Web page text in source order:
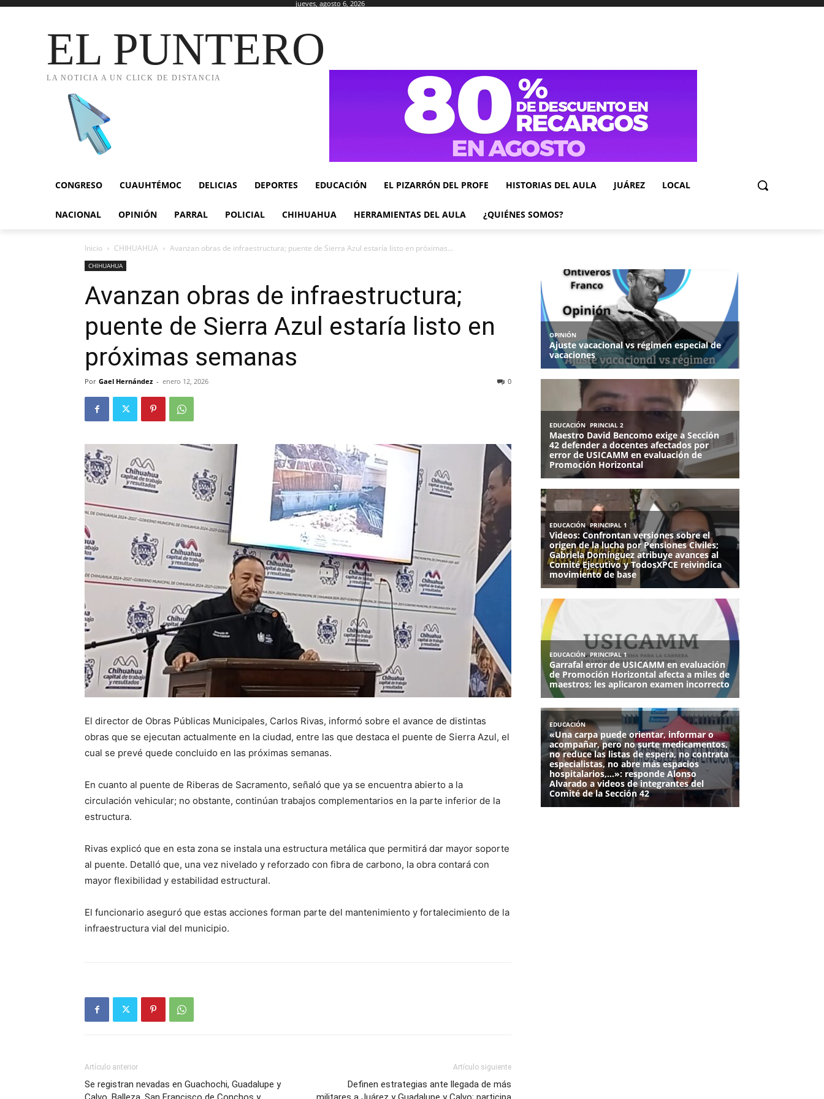
jueves, agosto 6, 2026
EL PUNTERO
LA NOTICIA A UN CLICK DE DISTANCIA
CONGRESO CUAUHTÉMOC DELICIAS DEPORTES EDUCACIÓN EL PIZARRÓN DEL PROFE HISTORIAS DEL AULA JUÁREZ LOCAL
NACIONAL OPINIÓN PARRAL POLICIAL CHIHUAHUA HERRAMIENTAS DEL AULA ¿QUIÉNES SOMOS?
Inicio CHIHUAHUA Avanzan obras de infraestructura; puente de Sierra Azul estaría listo en próximas...
CHIHUAHUA
Avanzan obras de infraestructura;
puente de Sierra Azul estaría listo en
próximas semanas
Por Gael Hernández - enero 12, 2026 0
El director de Obras Públicas Municipales, Carlos Rivas, informó sobre el avance de distintas
obras que se ejecutan actualmente en la ciudad, entre las que destaca el puente de Sierra Azul, el
cual se prevé quede concluido en las próximas semanas.
En cuanto al puente de Riberas de Sacramento, señaló que ya se encuentra abierto a la
circulación vehicular; no obstante, continúan trabajos complementarios en la parte inferior de la
estructura.
Rivas explicó que en esta zona se instala una estructura metálica que permitirá dar mayor soporte
al puente. Detalló que, una vez nivelado y reforzado con fibra de carbono, la obra contará con
mayor flexibilidad y estabilidad estructural.
El funcionario aseguró que estas acciones forman parte del mantenimiento y fortalecimiento de la
infraestructura vial del municipio.
Artículo anterior
Se registran nevadas en Guachochi, Guadalupe y
Artículo siguiente
Definen estrategias ante llegada de más